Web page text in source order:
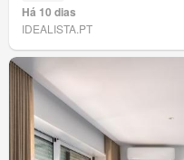
Há 10 dias
IDEALISTA.PT